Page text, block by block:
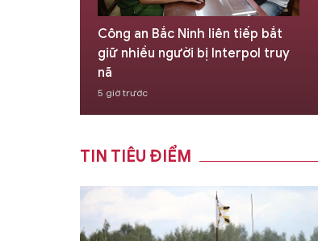
Công an Bắc Ninh liên tiếp bắt
giữ nhiều người bị Interpol truy
nã
5 giờ trước
TIN TIÊU ĐIỂM